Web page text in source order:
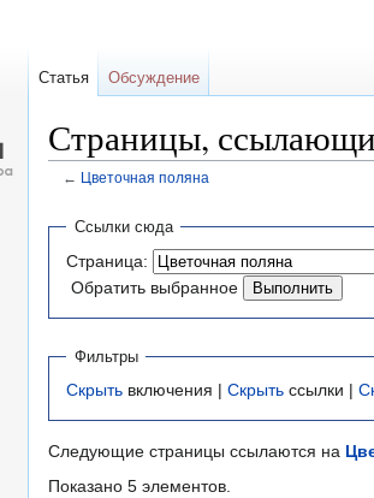
Страницы,
← Цветочная поляна
Перейти
навигации
Перейти
поиску
Ссылки сюда
Страница:
Обратить выбранное
Фильтры
Скрыть включения | Скрыть ссылки |
Следующие страницы ссылаются на
Показано 5 элементов.
Статья Обсуждение